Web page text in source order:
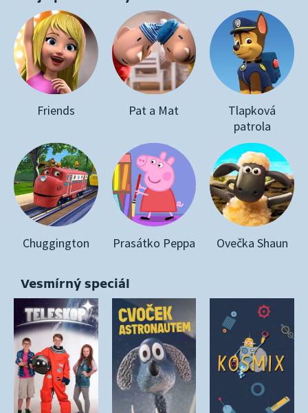
Friends Pat a Mat
Tlapková
patrola
Chuggington Prasátko Peppa Ovečka Shaun
Vesmírný speciál